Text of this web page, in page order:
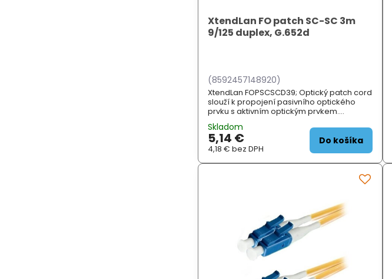
XtendLan FO patch SC-SC 3m
9/125 duplex, G.652d
(8592457148920)
XtendLan FOPSCSCD39; Optický patch cord
slouží k propojení pasivního optického
prvku s aktivním optickým prvkem.
singlemode (G.652d); Sp...
Skladom
5,14 €
4,18 €bez DPH
Do košíka